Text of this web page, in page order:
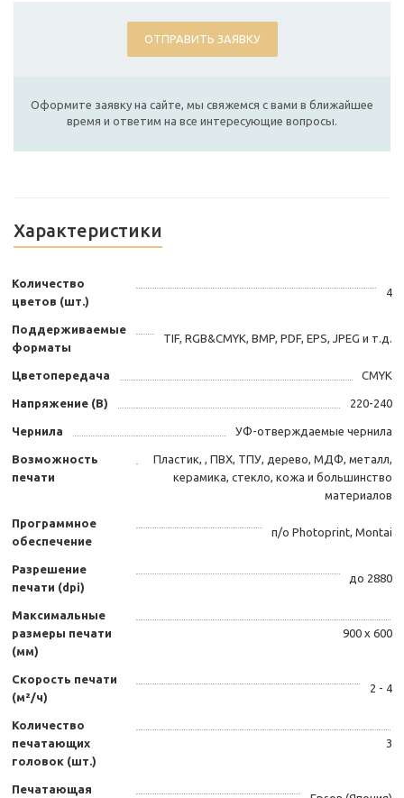
ОТПРАВИТЬ ЗАЯВКУ
Оформите заявку на сайте, мы свяжемся с вами в ближайшее
время и ответим на все интересующие вопросы.
Характеристики
Количество
цветов (шт.)
4
Поддерживаемые
форматы
TIF, RGB&CMYK, BMP, PDF, EPS, JPEG и т.д.
Цветопередача CMYK
Напряжение (В) 220-240
Чернила УФ-отверждаемые чернила
Возможность
печати
Пластик, , ПВХ, ТПУ, дерево, МДФ, металл,
керамика, стекло, кожа и большинство
материалов
Программное
обеспечение
п/о Photoprint, Montai
Разрешение
печати (dpi)
до 2880
Максимальные
размеры печати
(мм)
900 х 600
Скорость печати
(м²/ч)
2 - 4
Количество
печатающих
головок (шт.)
3
Печатающая